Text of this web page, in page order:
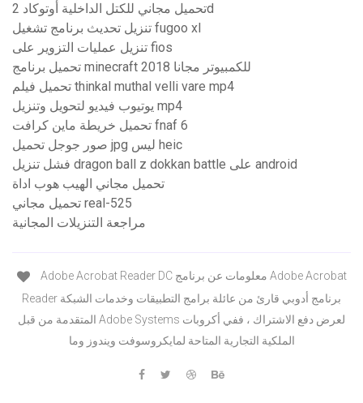
تحميل مجاني للكتل الداخلية أوتوكاد 2d
تنزيل تحديث برنامج تشغيل fugoo xl
تنزيل عمليات التزوير على fios
تحميل برنامج minecraft للكمبيوتر مجانا 2018
تحميل فيلم thinkal muthal velli vare mp4
يوتيوب فيديو لتحويل وتنزيل mp4
تحميل خريطة ماين كرافت fnaf 6
صور جوجل تحميل jpg ليس heic
فشل تنزيل dragon ball z dokkan battle على android
تحميل مجاني الهيب هوب اداة
تحميل مجاني real-525
مراجعة التنزيلات المجانية
Adobe Acrobat Reader DC معلومات عن برنامج Adobe Acrobat
Reader برنامج أدوبي قارئ من عائلة برامج التطبيقات وخدمات الشبكة
المتقدمة من قبل Adobe Systems لعرض دفع الاشتراك ، ففي أكروبات
الملكية التجارية المتاحة لمايكروسوفت ويندوز وما